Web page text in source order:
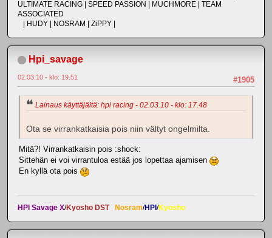
ULTIMATE RACING | SPEED PASSION | MUCHMORE | TEAM
ASSOCIATED
| HUDY | NOSRAM | ZiPPY |
Hpi_savage
#1905
02.03.10 - klo: 19.51
Lainaus käyttäjältä: hpi racing - 02.03.10 - klo: 17.48
Ota se virrankatkaisia pois niin vältyt ongelmilta.
Mitä?! Virrankatkaisin pois :shock:
Sittehän ei voi virrantuloa estää jos lopettaa ajamisen
En kyllä ota pois
HPI Savage X/Kyosho DST Nosram/HPI/Kyosho